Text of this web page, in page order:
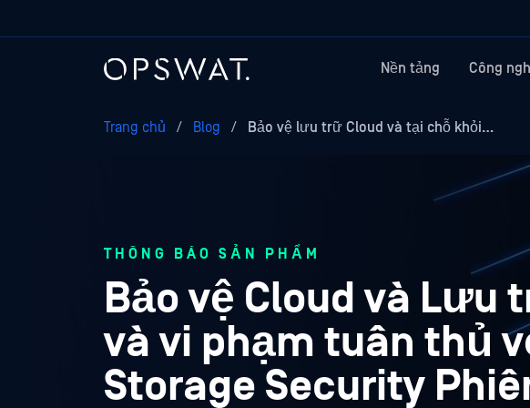
Nền tảng Công
Trang chủ / Blog / Bảo vệ lưu trữ Cloud và tại chỗ khỏi…
THÔNG BÁO SẢN PHẨM
Bảo vệ Cloud và
và vi phạm tuân thủ
Storage Security